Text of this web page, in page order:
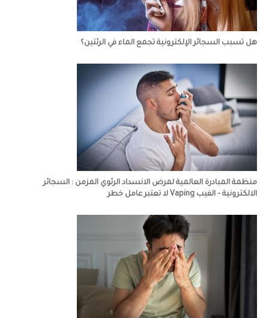
هل تسبب السجائر الإلكترونية تجمع الماء في الرئتين؟
منظمة المبادرة العالمية لمرض الانسداد الرئوي المزمن : السجائر
الالكترونية – الفيب Vaping لا تعتبر عامل خطر